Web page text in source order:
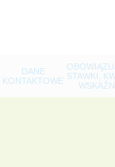
DANE
KONTAKTOWE STAWKI,